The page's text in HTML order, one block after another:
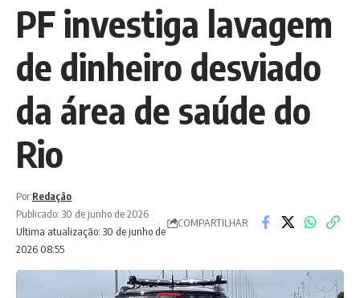
PF investiga lavagem
de dinheiro desviado
da área de saúde do
Rio
Ultima atualização: 30 de junho de
2026 08:55
Por:Redação
Publicado: 30 de junho de 2026
COMPARTILHAR